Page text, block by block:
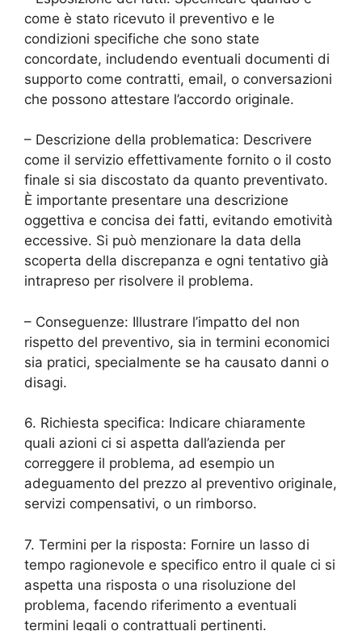
come è stato ricevuto il preventivo e le
condizioni specifiche che sono state
concordate, includendo eventuali documenti di
supporto come contratti, email, o conversazioni
che possono attestare l’accordo originale.
– Descrizione della problematica: Descrivere
come il servizio effettivamente fornito o il costo
finale si sia discostato da quanto preventivato.
È importante presentare una descrizione
oggettiva e concisa dei fatti, evitando emotività
eccessive. Si può menzionare la data della
scoperta della discrepanza e ogni tentativo già
intrapreso per risolvere il problema.
– Conseguenze: Illustrare l’impatto del non
rispetto del preventivo, sia in termini economici
sia pratici, specialmente se ha causato danni o
disagi.
6. Richiesta specifica: Indicare chiaramente
quali azioni ci si aspetta dall’azienda per
correggere il problema, ad esempio un
adeguamento del prezzo al preventivo originale,
servizi compensativi, o un rimborso.
7. Termini per la risposta: Fornire un lasso di
tempo ragionevole e specifico entro il quale ci si
aspetta una risposta o una risoluzione del
problema, facendo riferimento a eventuali
termini legali o contrattuali pertinenti.